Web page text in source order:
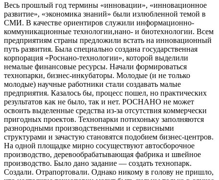
Весь прошлый год термины «инновации», «инновационное
развитие», «экономика знаний» были излюбленной темой в
СМИ. В качестве ориентиров служили информационно-
коммуникационные технологии,нано- и биотехнологии. Всем
предприятиям страны предложили встать на инновационный
путь развития. Была специально создана государственная
корпорация «Роснано-технологии», которой выделили
немалые финансовые ресурсы. Начали формироваться
технопарки, бизнес-инкубаторы. Молодые (и не только
молодые) научные работники стали создавать малые
предприятия. Казалось бы, процесс пошел, но практических
результатов как не было, так и нет. РОСНАНО не может
освоить выделенные средства из-за отсутствия коммерчески
пригодных проектов. Технопарки потихоньку заполняются
разнородными производственными и сервисными
структурами и зачастую становятся подобием бизнес-центров.
На одной площадке мирно сосуществуют автосборочное
производство, деревообрабатывающая фабрика и швейное
производство. Было дано задание — создать технопарк.
Создали. Отрапортовали. Однако никому в голову не пришло,